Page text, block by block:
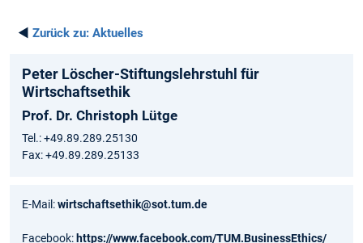
◄ Zurück zu: Aktuelles
Peter Löscher-Stiftungslehrstuhl für
Wirtschaftsethik
Prof. Dr. Christoph Lütge
Tel.: +49.89.289.25130
Fax: +49.89.289.25133
E-Mail:wirtschaftsethik@sot.tum.de
Facebook: https://www.facebook.com/TUM.BusinessEthics/